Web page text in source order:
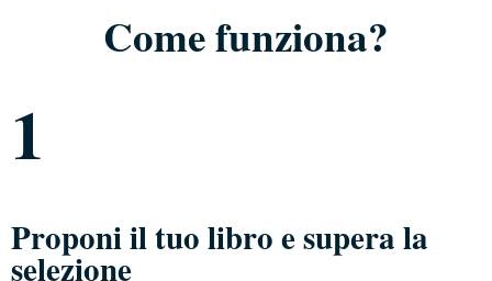
Come funziona?
1
Proponi il tuo libro e supera la
selezione